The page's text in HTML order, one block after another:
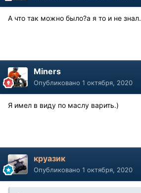
А что так можно было?а я то и не знал.
Miners
Опубликовано 1 октября, 2020
Я имел в виду по маслу варить.)
круазик
Опубликовано 1 октября, 2020